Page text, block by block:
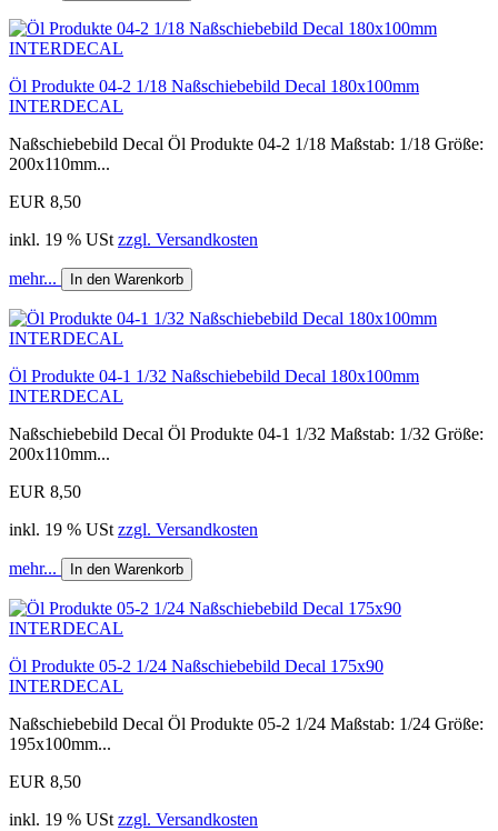
Öl Produkte 04-2 1/18 Naßschiebebild Decal 180x100mm
INTERDECAL
Naßschiebebild Decal Öl Produkte 04-2 1/18 Maßstab: 1/18 Größe:
200x110mm...
EUR 8,50
inkl. 19 % USt zzgl. Versandkosten
mehr... In den Warenkorb
Öl Produkte 04-1 1/32 Naßschiebebild Decal 180x100mm
INTERDECAL
Naßschiebebild Decal Öl Produkte 04-1 1/32 Maßstab: 1/32 Größe:
200x110mm...
EUR 8,50
inkl. 19 % USt zzgl. Versandkosten
mehr... In den Warenkorb
Öl Produkte 05-2 1/24 Naßschiebebild Decal 175x90
INTERDECAL
Naßschiebebild Decal Öl Produkte 05-2 1/24 Maßstab: 1/24 Größe:
195x100mm...
EUR 8,50
inkl. 19 % USt zzgl. Versandkosten